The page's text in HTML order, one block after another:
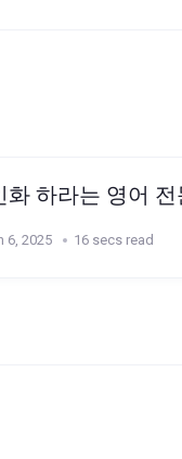
화 하라는 영어
6, 2025 16 secs read